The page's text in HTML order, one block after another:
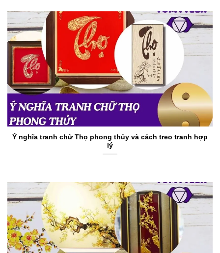
Ý nghĩa tranh chữ Thọ phong thủy và cách treo tranh hợp
lý